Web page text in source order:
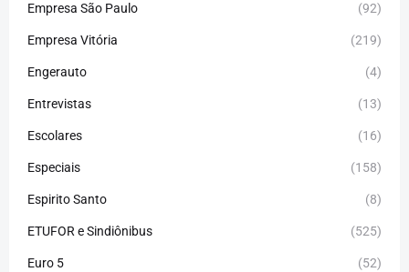
Empresa São Paulo (92)
Empresa Vitória (219)
Engerauto (4)
Entrevistas (13)
Escolares (16)
Especiais (158)
Espirito Santo (8)
ETUFOR e Sindiônibus (525)
Euro 5 (52)